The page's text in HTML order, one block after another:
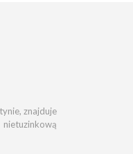
znajduje